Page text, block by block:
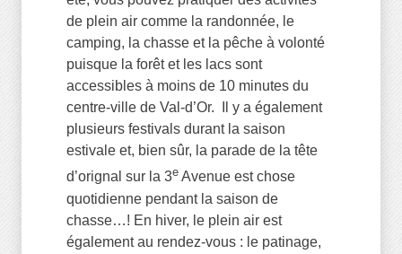
de plein air comme la randonnée, le
camping, la chasse et la pêche à volonté
puisque la forêt et les lacs sont
accessibles à moins de 10 minutes du
centre-ville de Val-d’Or. Il y a également
plusieurs festivals durant la saison
estivale et, bien sûr, la parade de la tête
d’orignal sur la 3e Avenue est chose
quotidienne pendant la saison de
chasse…! En hiver, le plein air est
également au rendez-vous : le patinage,